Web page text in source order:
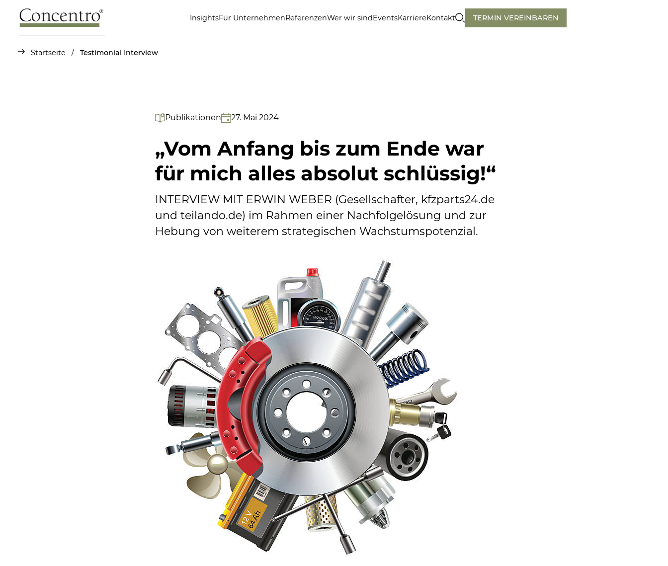
InsightsFür UnternehmenReferenzenWer wir sindEventsKarriereKontakt TERMIN VEREINBAREN
Startseite / Testimonial Interview
Publikationen 27. Mai 2024
„Vom Anfang bis zum Ende war
für mich alles absolut schlüssig!“
INTERVIEW MIT ERWIN WEBER (Gesellschafter, kfzparts24.de
und teilando.de) im Rahmen einer Nachfolgelösung und zur
Hebung von weiterem strategischen Wachstumspotenzial.